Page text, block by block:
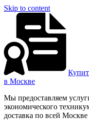
Skip to content
в Москве
Мы предоставляем
экономического
доставка по всей Москве